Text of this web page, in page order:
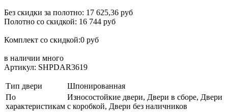
Без скидки за полотно: 17 625,36 руб
Полотно со скидкой: 16 744 руб
Комплект со скидкой:0 руб
в наличии много
Артикул: SHPDAR3619
Тип двери
Шпонированная
По
характеристикам
Износостойкие двери, Двери в сборе, Двери
с коробкой, Двери без наличников